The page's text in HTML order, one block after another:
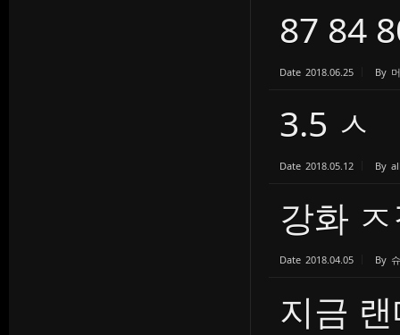
87 84
Date 2018.06.25 By
3.5 ㅅ
Date 2018.05.12 By
강화
Date 2018.04.05 By
지금